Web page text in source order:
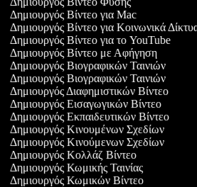
Δημιουργός Βίντεο για Mac
Δημιουργός Βίντεο για Κοινωνικά Δίκτυα
Δημιουργός Βίντεο για το YouTube
Δημιουργός Βίντεο με Αφήγηση
Δημιουργός Βιογραφικών Ταινιών
Δημιουργός Βιογραφικών Ταινιών
Δημιουργός Διαφημιστικών Βίντεο
Δημιουργός Εισαγωγικών Βίντεο
Δημιουργός Εκπαιδευτικών Βίντεο
Δημιουργός Κινουμένων Σχεδίων
Δημιουργός Κινούμενων Σχεδίων
Δημιουργός Κολλάζ Βίντεο
Δημιουργός Κωμικής Ταινίας
Δημιουργός Κωμικών Βίντεο